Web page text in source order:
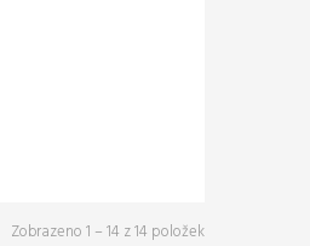
Zobrazeno 1 – 14 z 14 položek